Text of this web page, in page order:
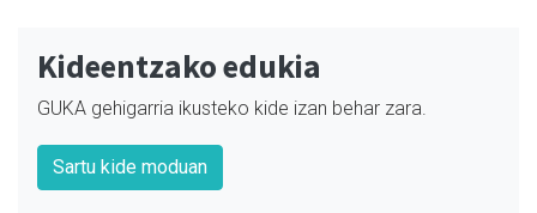
Kideentzako edukia
GUKA gehigarria ikusteko kide izan behar zara.
Sartu kide moduan